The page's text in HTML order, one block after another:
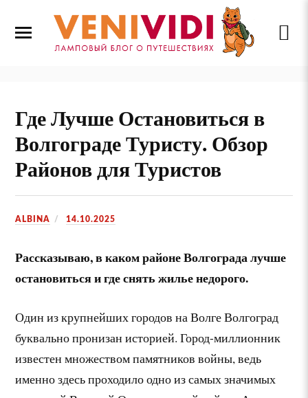
Где Лучше Остановиться в
Волгограде Туристу. Обзор
Районов для Туристов
ALBINA 14.10.2025
Рассказываю, в каком районе Волгограда лучше
остановиться и где снять жилье недорого.
Один из крупнейших городов на Волге Волгоград
буквально пронизан историей. Город-миллионник
известен множеством памятников войны, ведь
именно здесь проходило одно из самых значимых